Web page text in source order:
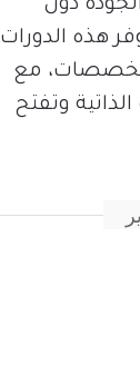
دون
هذه الدورات
مع
وتفتح